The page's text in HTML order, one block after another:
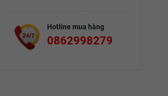
Hotline mua hàng
0862998279